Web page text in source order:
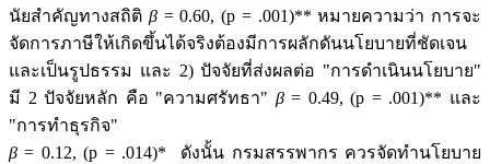
นัยสำคัญทางสถิติ β= 0.60, (p = .001)** หมายความว่า การจะ
จัดการภาษีให้เกิดขึ้นได้จริงต้องมีการผลักดันนโยบายที่ชัดเจน
และเป็นรูปธรรม และ 2) ปัจจัยที่ส่งผลต่อ "การดำเนินนโยบาย"
มี 2 ปัจจัยหลัก คือ "ความศรัทธา" β= 0.49, (p = .001)** และ
"การทำธุรกิจ"
β = 0.12, (p = .014)* ดังนั้น กรมสรรพากร ควรจัดทำนโยบาย